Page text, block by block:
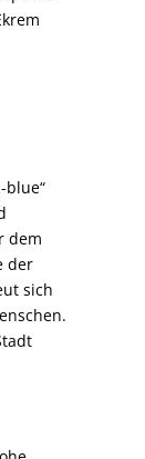
dem
der
sich